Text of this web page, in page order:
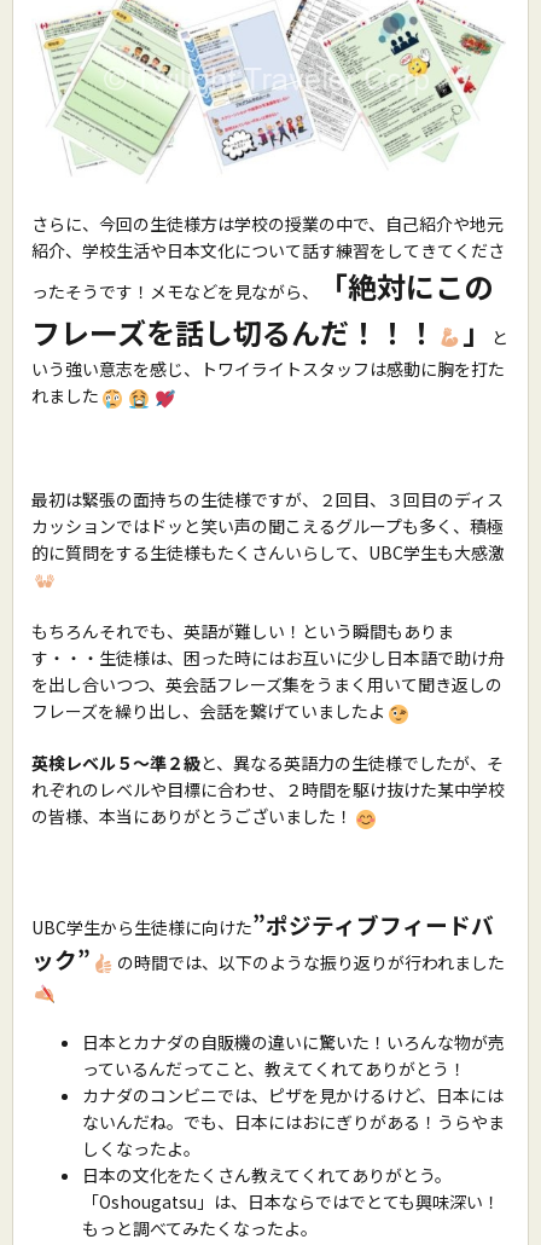
さらに、今回の生徒様方は学校の授業の中で、自己紹介や地元
紹介、学校生活や日本文化について話す練習をしてきてくださ
ったそうです！メモなどを見ながら、
「絶対にこの
フレーズを話し切るんだ！！！
」
と
いう強い意志を感じ、トワイライトスタッフは感動に胸を打た
れました
最初は緊張の面持ちの生徒様ですが、２回目、３回目のディス
カッションではドッと笑い声の聞こえるグループも多く、積極
的に質問をする生徒様もたくさんいらして、UBC学生も大感激
もちろんそれでも、英語が難しい！という瞬間もありま
す・・・生徒様は、困った時にはお互いに少し日本語で助け舟
を出し合いつつ、英会話フレーズ集をうまく用いて聞き返しの
フレーズを繰り出し、会話を繋げていましたよ
英検レベル５〜準２級と、異なる英語力の生徒様でしたが、そ
れぞれのレベルや目標に合わせ、２時間を駆け抜けた某中学校
の皆様、本当にありがとうございました！
UBC学生から生徒様に向けた”ポジティブフィードバ
ック”
の時間では、以下のような振り返りが行われました
日本とカナダの自販機の違いに驚いた！いろんな物が売
っているんだってこと、教えてくれてありがとう！
カナダのコンビニでは、ピザを見かけるけど、日本には
ないんだね。でも、日本にはおにぎりがある！うらやま
しくなったよ。
日本の文化をたくさん教えてくれてありがとう。
「Oshougatsu」は、日本ならではでとても興味深い！
もっと調べてみたくなったよ。